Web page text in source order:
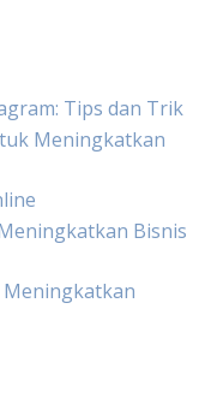
Tips dan Trik
Meningkatkan
Bisnis